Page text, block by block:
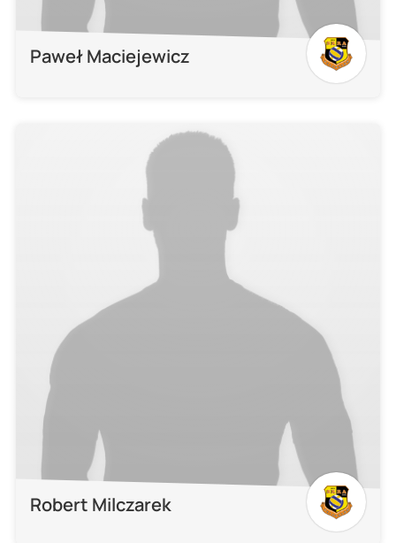
Paweł Maciejewicz
Robert Milczarek